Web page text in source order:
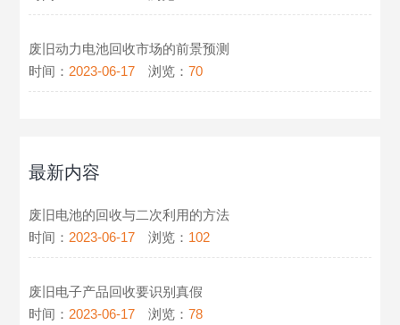
废旧动力电池回收市场的前景预测
时间： 2023-06-17 浏览：70
最新内容
废旧电池的回收与二次利用的方法
时间： 2023-06-17 浏览： 102
废旧电子产品回收要识别真假
时间： 2023-06-17 浏览：78